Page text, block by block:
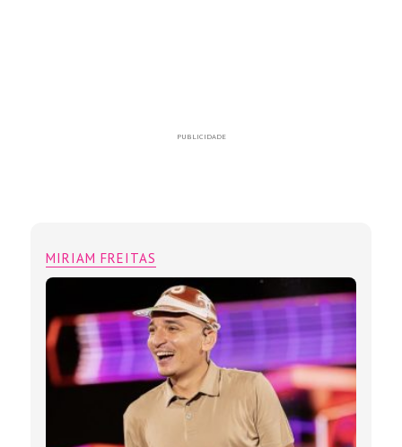
PUBLICIDADE
MIRIAM FREITAS